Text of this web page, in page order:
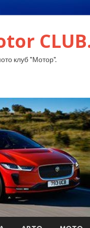
клуб "Мотор".